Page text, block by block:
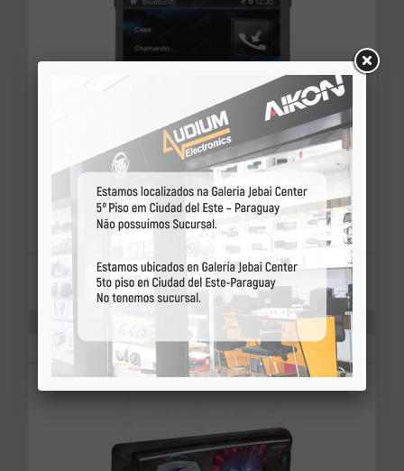
CAR/DVD RET. POSITRON SP6720DTV 7" TV
DIGITAL
U$ consulte
Positron 72502